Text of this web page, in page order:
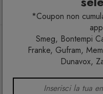
*Coupon non
Smeg, Bontempi
Franke, Gufram,
Dunavox,